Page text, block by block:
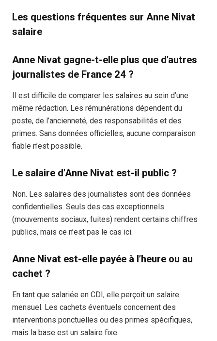
Les questions fréquentes sur Anne Nivat
salaire
Anne Nivat gagne-t-elle plus que d’autres
journalistes de France 24 ?
Il est difficile de comparer les salaires au sein d’une
même rédaction. Les rémunérations dépendent du
poste, de l’ancienneté, des responsabilités et des
primes. Sans données officielles, aucune comparaison
fiable n’est possible.
Le salaire d’Anne Nivat est-il public ?
Non. Les salaires des journalistes sont des données
confidentielles. Seuls des cas exceptionnels
(mouvements sociaux, fuites) rendent certains chiffres
publics, mais ce n’est pas le cas ici.
Anne Nivat est-elle payée à l’heure ou au
cachet ?
En tant que salariée en CDI, elle perçoit un salaire
mensuel. Les cachets éventuels concernent des
interventions ponctuelles ou des primes spécifiques,
mais la base est un salaire fixe.